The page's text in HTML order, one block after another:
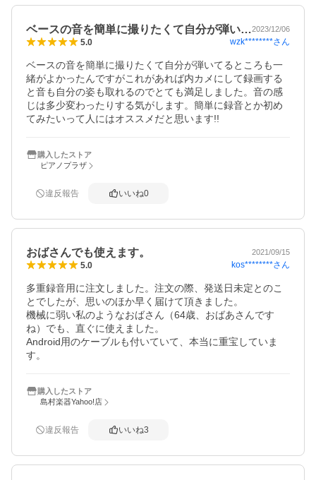
ベースの音を簡単に撮りたくて自分が弾い…2023/12/06
5.0 wzk********さん
ベースの音を簡単に撮りたくて自分が弾いてるところも一
緒がよかったんですがこれがあれば内カメにして録画する
と音も自分の姿も取れるのでとても満足しました。音の感
じは多少変わったりする気がします。簡単に録音とか初め
てみたいって人にはオススメだと思います!!
購入したストア
ピアノプラザ
違反報告 いいね0
おばさんでも使えます。 2021/09/15
5.0 kos********さん
多重録音用に注文しました。注文の際、発送日未定とのこ
とでしたが、思いのほか早く届けて頂きました。
機械に弱い私のようなおばさん（64歳、おばあさんです
ね）でも、直ぐに使えました。
Android用のケーブルも付いていて、本当に重宝していま
す。
購入したストア
島村楽器Yahoo!店
違反報告 いいね3